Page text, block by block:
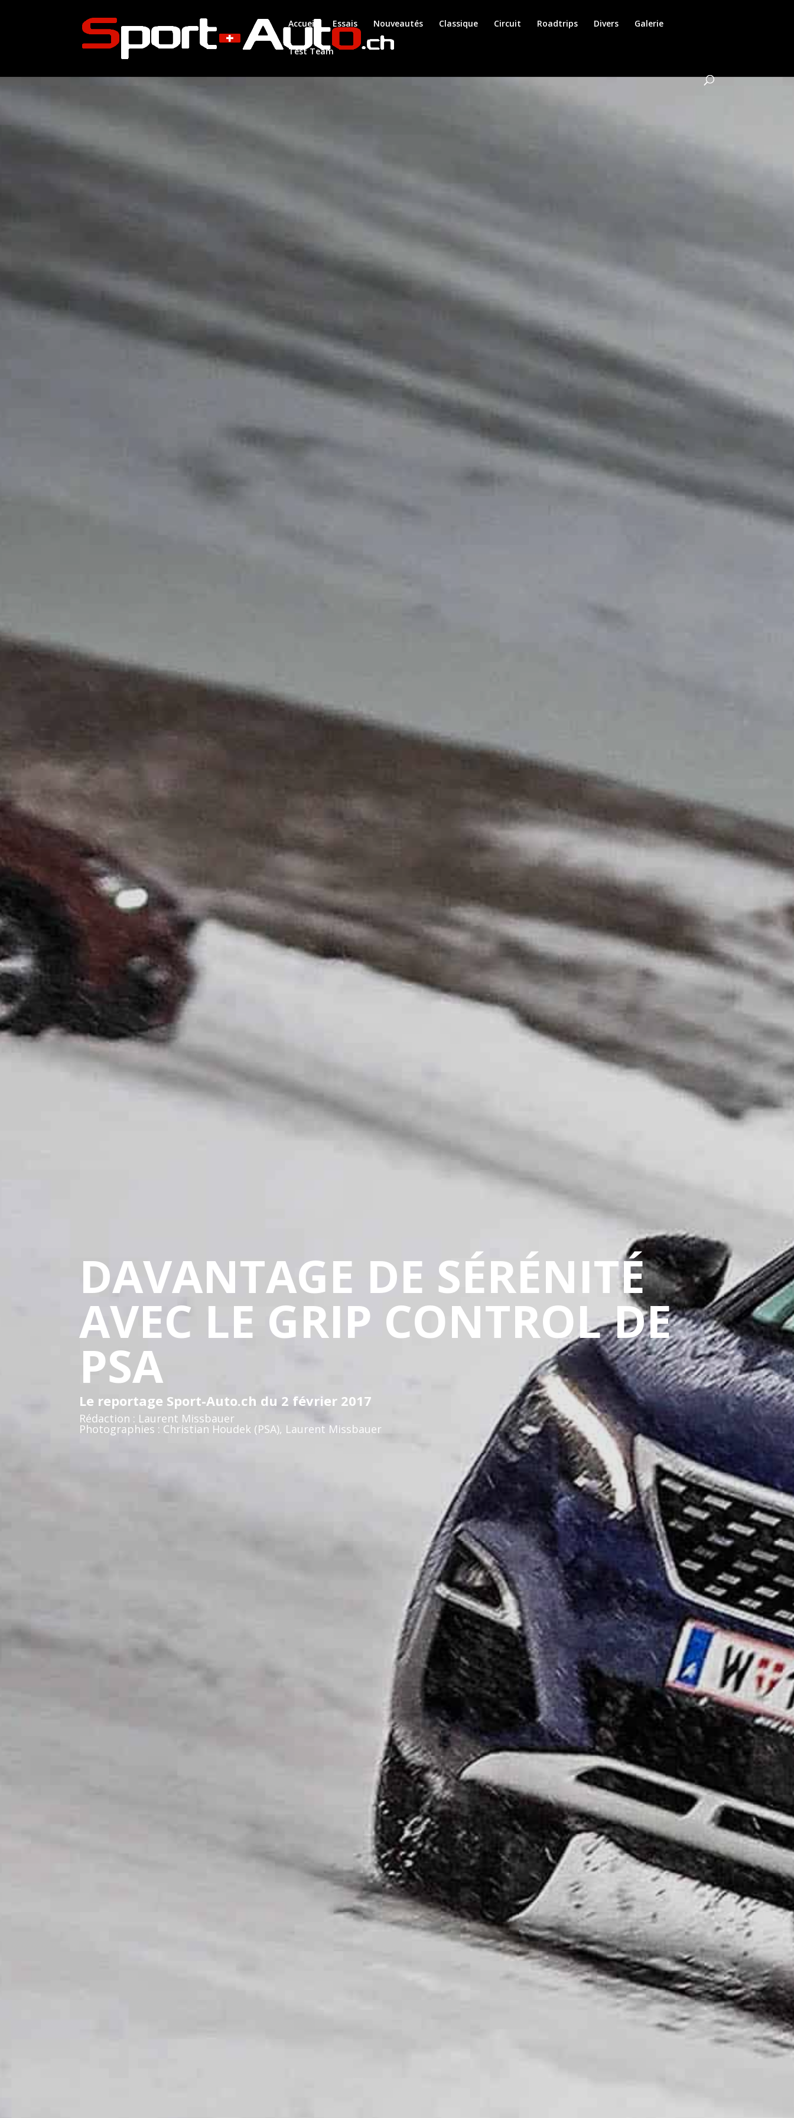
Accueil Essais Nouveautés Classique Circuit Roadtrips Divers Galerie
Test Team
DAVANTAGE DE SÉRÉNITÉ
AVEC LE GRIP CONTROL DE
PSA
Le reportage Sport-Auto.ch du 2 février 2017
Rédaction : Laurent Missbauer
Photographies : Christian Houdek (PSA), Laurent Missbauer